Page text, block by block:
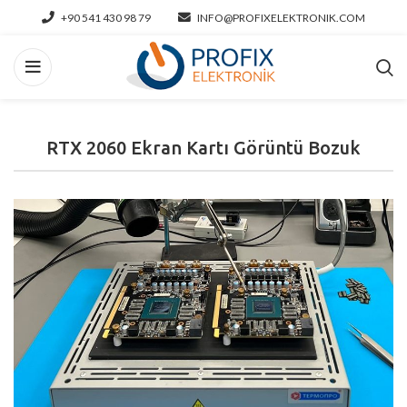
+90 541 430 98 79 INFO@PROFIXELEKTRONIK.COM
RTX 2060 Ekran Kartı Görüntü Bozuk